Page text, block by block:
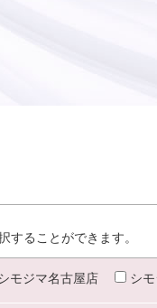
することができます。
モジマ名古屋店 シ